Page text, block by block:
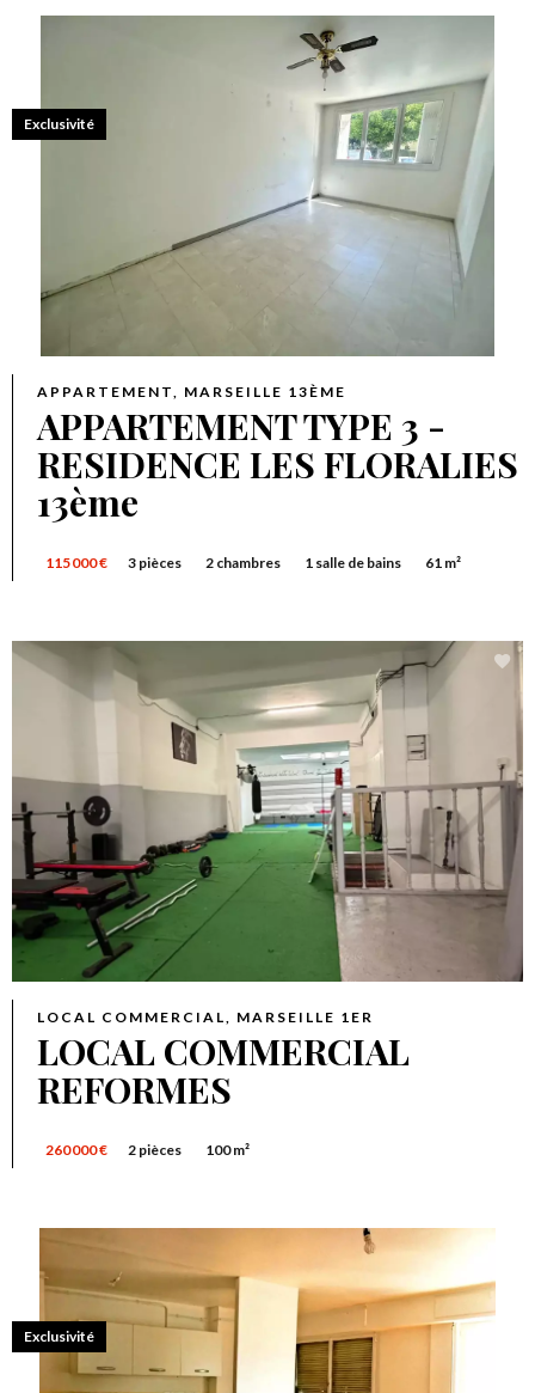
APPARTEMENT, MARSEILLE 13ÈME
APPARTEMENT TYPE 3 -
RESIDENCE LES FLORALIES
13ème
115 000 € 3 pièces 2 chambres 1 salle de bains 61 m²
Exclusivité
LOCAL COMMERCIAL, MARSEILLE 1ER
LOCAL COMMERCIAL
REFORMES
260 000 € 2 pièces 100 m²
Exclusivité